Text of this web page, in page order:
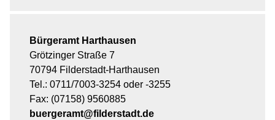
Bürgeramt Harthausen
Grötzinger Straße 7
70794 Filderstadt-Harthausen
Tel.: 0711/7003-3254 oder -3255
Fax: (07158) 9560885
buergeramt@filderstadt.de